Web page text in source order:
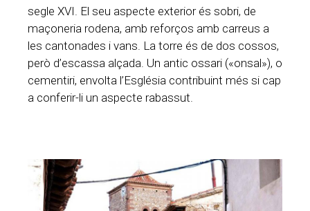
segle XVI. El seu aspecte exterior és sobri, de
maçoneria rodena, amb reforços amb carreus a
les cantonades i vans. La torre és de dos cossos,
però d’escassa alçada. Un antic ossari («onsal»), o
cementiri, envolta l’Església contribuint més si cap
a conferir-li un aspecte rabassut.